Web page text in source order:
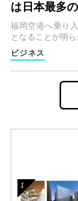
は日本最多
福岡空港へ乗り
となることが明
ビジネス